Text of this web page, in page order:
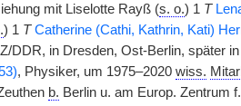
mit Liselotte Rayß (s. o.) 1 T
) 1 T Catherine (Cathi, Kathrin, Kati)
DDR, in Dresden, Ost-Berlin, später
, Physiker, um 1975–2020 wiss.
b. Berlin u. am Europ. Zentrum